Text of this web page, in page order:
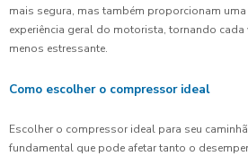
mais segura, mas também proporcionam
experiência geral do motorista, tornando
menos estressante.
Como escolher o compressor ideal
Escolher o compressor ideal para seu
fundamental que pode afetar tanto o